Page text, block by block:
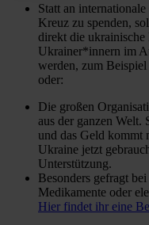
Statt an
Kreuz zu spenden,
direkt die ukrainische
Ukrainer*innern im
werden, zum Beispiel
oder:
Die großen
aus der ganzen Welt.
und das Geld kommt
Ukraine jetzt
Unterstützung.
Besonders gefragt
Medikamente oder
Hier findet ihr eine